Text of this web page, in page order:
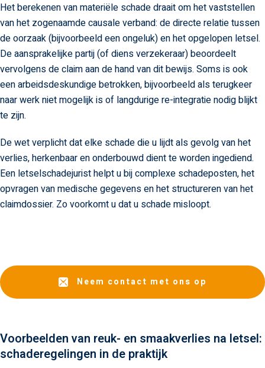
Het berekenen van materiële schade draait om het vaststellen
van het zogenaamde causale verband: de directe relatie tussen
de oorzaak (bijvoorbeeld een ongeluk) en het opgelopen letsel.
De aansprakelijke partij (of diens verzekeraar) beoordeelt
vervolgens de claim aan de hand van dit bewijs. Soms is ook
een arbeidsdeskundige betrokken, bijvoorbeeld als terugkeer
naar werk niet mogelijk is of langdurige re-integratie nodig blijkt
te zijn.
De wet verplicht dat elke schade die u lijdt als gevolg van het
verlies, herkenbaar en onderbouwd dient te worden ingediend.
Een letselschadejurist helpt u bij complexe schadeposten, het
opvragen van medische gegevens en het structureren van het
claimdossier. Zo voorkomt u dat u schade misloopt.
Neem contact met ons op
Voorbeelden van reuk- en smaakverlies na letsel:
schaderegelingen in de praktijk